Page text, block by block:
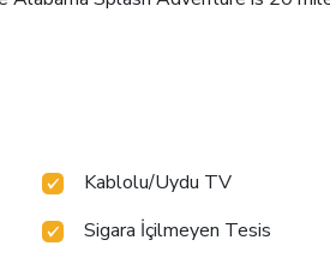
Kablolu/Uydu TV
Sigara İçilmeyen Tesis